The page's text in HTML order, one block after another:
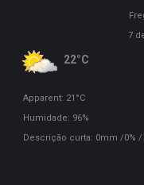
7
22°C
Apparent: 21°C
Humidade: 96%
Descrição curta: 0mm /0% /